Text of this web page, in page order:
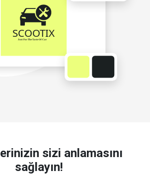
sizi anlamasını
sağlayın!